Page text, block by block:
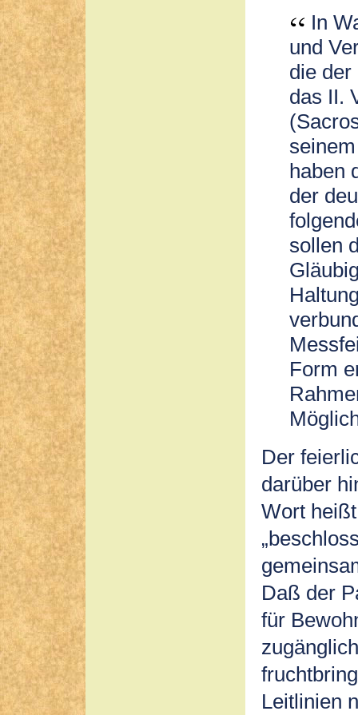
In
und
die der
das II.
haben
der
sollen
Form
Der
darüber
Wort
Daß der
für
Leitlinien